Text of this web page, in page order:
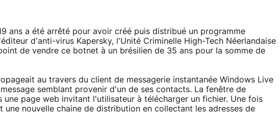
ans a été arrêté pour avoir créé puis distribué un programme
d'anti-virus Kapersky, l'Unité Criminelle High-Tech Néerlandaise
de vendre ce botnet à un brésilien de 35 ans pour la somme de
au travers du client de messagerie instantanée Windows Live
semblant provenir d'un de ses contacts. La fenêtre de
une page web invitant l'utilisateur à télécharger un fichier. Une fois
une nouvelle chaine de distribution en collectant les adresses de